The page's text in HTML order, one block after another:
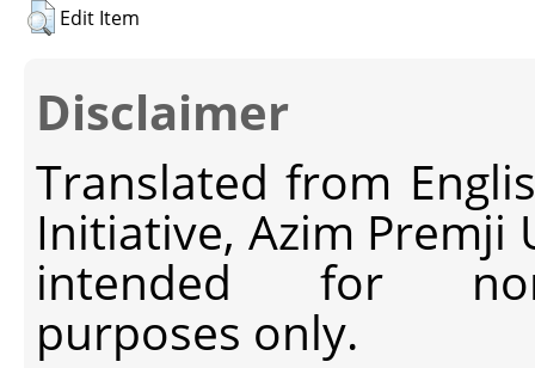
Edit Item
Disclaimer
Translated from
Initiative, Azim Premji
intended for non-
purposes only.